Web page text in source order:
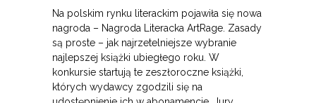
Na polskim rynku literackim pojawiła się nowa
nagroda – Nagroda Literacka ArtRage. Zasady
są proste – jak najrzetelniejsze wybranie
najlepszej książki ubiegłego roku. W
konkursie startują te zeszłoroczne książki,
których wydawcy zgodzili się na